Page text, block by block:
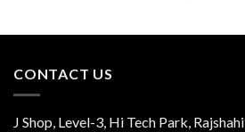
CONTACT US
J Shop, Level-3, Hi Tech Park, Rajshahi